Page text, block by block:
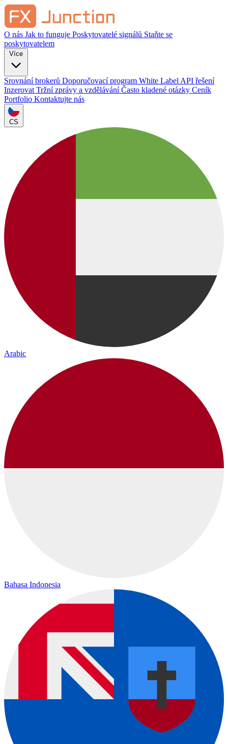
O nás Jak to funguje Poskytovatelé signálů Staňte se
poskytovatelem
Srovnání brokerů Doporučovací program White Label API řešení
Inzerovat Tržní zprávy a vzděláváníČasto kladené otázky Ceník
Portfolio Kontaktujte nás
CS
Arabic
Bahasa Indonesia